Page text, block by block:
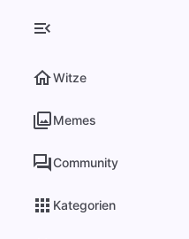
Witze
Memes
Community
Kategorien